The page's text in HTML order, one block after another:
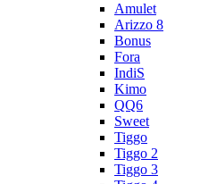
Amulet
Arizzo 8
Bonus
Fora
IndiS
Kimo
QQ6
Sweet
Tiggo
Tiggo 2
Tiggo 3